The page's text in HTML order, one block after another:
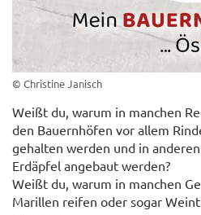
© Christine Janisch
Weißt du, warum in manchen
den Bauernhöfen vor allem
gehalten werden und in
Erdäpfel angebaut werden?
Weißt du, warum in manchen
Marillen reifen oder sogar